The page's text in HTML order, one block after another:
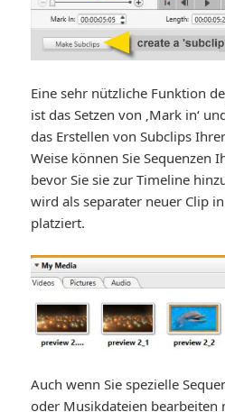
Eine sehr nützliche Funktion
ist das Setzen von ‚Mark in‘
das Erstellen von Subclips
Weise können Sie Sequenzen
bevor Sie sie zur Timeline
wird als separater neuer Clip
platziert.
Auch wenn Sie spezielle
oder Musikdateien bearbeiten